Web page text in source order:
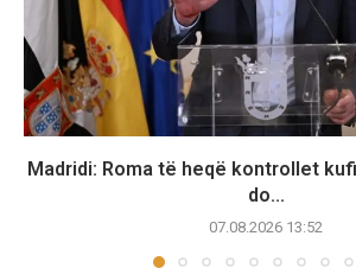
Madridi: Roma të heqë kontrollet
do...
07.08.2026 13:52